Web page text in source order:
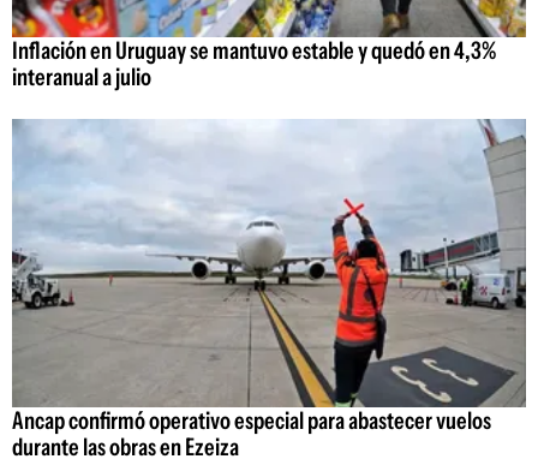
Inflación en Uruguay se mantuvo estable y quedó en 4,3%
interanual a julio
Ancap confirmó operativo especial para abastecer vuelos
durante las obras en Ezeiza